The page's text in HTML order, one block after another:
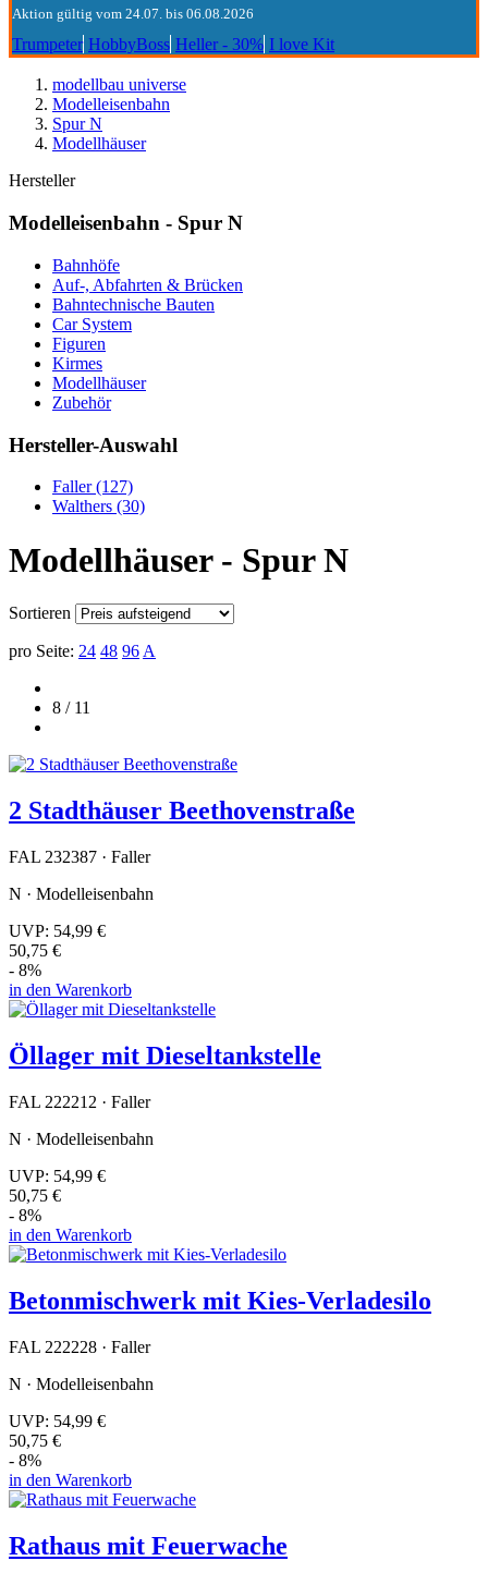
Aktion gültig vom 24.07. bis 06.08.2026
Trumpeter HobbyBoss Heller - 30% I love Kit
modellbau universe
Modelleisenbahn
Spur N
Modellhäuser
Hersteller
Modelleisenbahn - Spur N
Bahnhöfe
Auf-, Abfahrten & Brücken
Bahntechnische Bauten
Car System
Figuren
Kirmes
Modellhäuser
Zubehör
Hersteller-Auswahl
Faller(127)
Walthers (30)
Modellhäuser - Spur N
Sortieren
pro Seite: 24 48 96 A
8 / 11
2 Stadthäuser Beethovenstraße
FAL 232387 · Faller
N · Modelleisenbahn
UVP: 54,99 €
50,75 €
- 8%
in den Warenkorb
Öllager mit Dieseltankstelle
FAL 222212 · Faller
N · Modelleisenbahn
UVP: 54,99 €
50,75 €
- 8%
in den Warenkorb
Betonmischwerk mit Kies-Verladesilo
FAL 222228 · Faller
N · Modelleisenbahn
UVP: 54,99 €
50,75 €
- 8%
in den Warenkorb
Rathaus mit Feuerwache